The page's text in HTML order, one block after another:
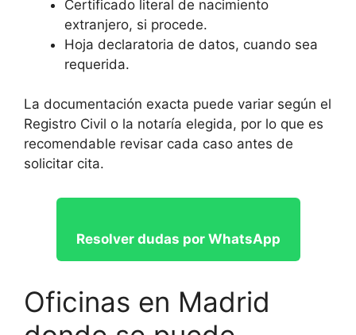
Certificado literal de nacimiento
extranjero, si procede.
Hoja declaratoria de datos, cuando sea
requerida.
La documentación exacta puede variar según el
Registro Civil o la notaría elegida, por lo que es
recomendable revisar cada caso antes de
solicitar cita.
Resolver dudas por WhatsApp
Oficinas en Madrid